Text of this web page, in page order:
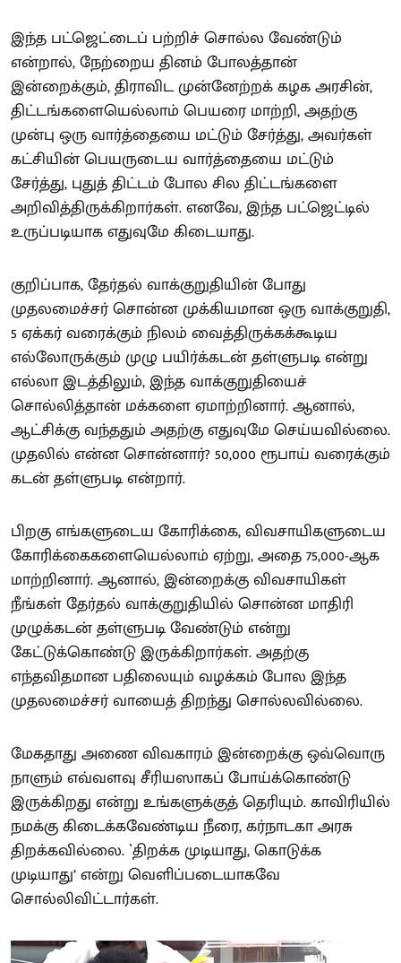
இந்த பட்ஜெட்டைப் பற்றிச் சொல்ல வேண்டும்
என்றால், நேற்றைய தினம் போலத்தான்
இன்றைக்கும், திராவிட முன்னேற்றக் கழக அரசின்,
திட்டங்களையெல்லாம் பெயரை மாற்றி, அதற்கு
முன்பு ஒரு வார்த்தையை மட்டும் சேர்த்து, அவர்கள்
கட்சியின் பெயருடைய வார்த்தையை மட்டும்
சேர்த்து, புதுத் திட்டம் போல சில திட்டங்களை
அறிவித்திருக்கிறார்கள். எனவே, இந்த பட்ஜெட்டில்
உருப்படியாக எதுவுமே கிடையாது.
குறிப்பாக, தேர்தல் வாக்குறுதியின் போது
முதலமைச்சர் சொன்ன முக்கியமான ஒரு வாக்குறுதி,
5 ஏக்கர் வரைக்கும் நிலம் வைத்திருக்கக்கூடிய
எல்லோருக்கும் முழு பயிர்க்கடன் தள்ளுபடி என்று
எல்லா இடத்திலும், இந்த வாக்குறுதியைச்
சொல்லித்தான் மக்களை ஏமாற்றினார். ஆனால்,
ஆட்சிக்கு வந்ததும் அதற்கு எதுவுமே செய்யவில்லை.
முதலில் என்ன சொன்னார்? 50,000 ரூபாய் வரைக்கும்
கடன் தள்ளுபடி என்றார்.
பிறகு எங்களுடைய கோரிக்கை, விவசாயிகளுடைய
கோரிக்கைகளையெல்லாம் ஏற்று, அதை 75,000-ஆக
மாற்றினார். ஆனால், இன்றைக்கு விவசாயிகள்
நீங்கள் தேர்தல் வாக்குறுதியில் சொன்ன மாதிரி
முழுக்கடன் தள்ளுபடி வேண்டும் என்று
கேட்டுக்கொண்டு இருக்கிறார்கள். அதற்கு
எந்தவிதமான பதிலையும் வழக்கம் போல இந்த
முதலமைச்சர் வாயைத் திறந்து சொல்லவில்லை.
மேகதாது அணை விவகாரம் இன்றைக்கு ஒவ்வொரு
நாளும் எவ்வளவு சீரியஸாகப் போய்க்கொண்டு
இருக்கிறது என்று உங்களுக்குத் தெரியும். காவிரியில்
நமக்கு கிடைக்கவேண்டிய நீரை, கர்நாடகா அரசு
திறக்கவில்லை. `திறக்க முடியாது, கொடுக்க
முடியாது’ என்று வெளிப்படையாகவே
சொல்லிவிட்டார்கள்.